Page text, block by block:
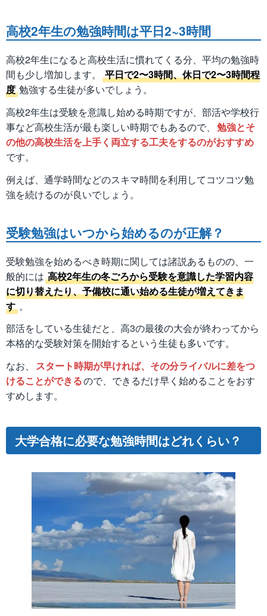
高校2年生の勉強時間は平日2~3時間
高校2年生になると高校生活に慣れてくる分、平均の勉強時
間も少し増加します。
平日で2〜3時間、休日で2〜3時間程
度 勉強する生徒が多いでしょう。
高校2年生は受験を意識し始める時期ですが、部活や学校行
事など高校生活が最も楽しい時期でもあるので、 勉強とそ
の他の高校生活を上手く両立する工夫をするのがおすすめ
です。
例えば、通学時間などのスキマ時間を利用してコツコツ勉
強を続けるのが良いでしょう。
受験勉強はいつから始めるのが正解？
受験勉強を始めるべき時期に関しては諸説あるものの、一
般的には 高校2年生の冬ごろから受験を意識した学習内容
に切り替えたり、予備校に通い始める生徒が増えてきま
す 。
部活をしている生徒だと、高3の最後の大会が終わってから
本格的な受験対策を開始するという生徒も多いです。
なお、
スタート時期が早ければ、その分ライバルに差をつ
けることができるので、できるだけ早く始めることをおす
すめします。
大学合格に必要な勉強時間はどれくらい？